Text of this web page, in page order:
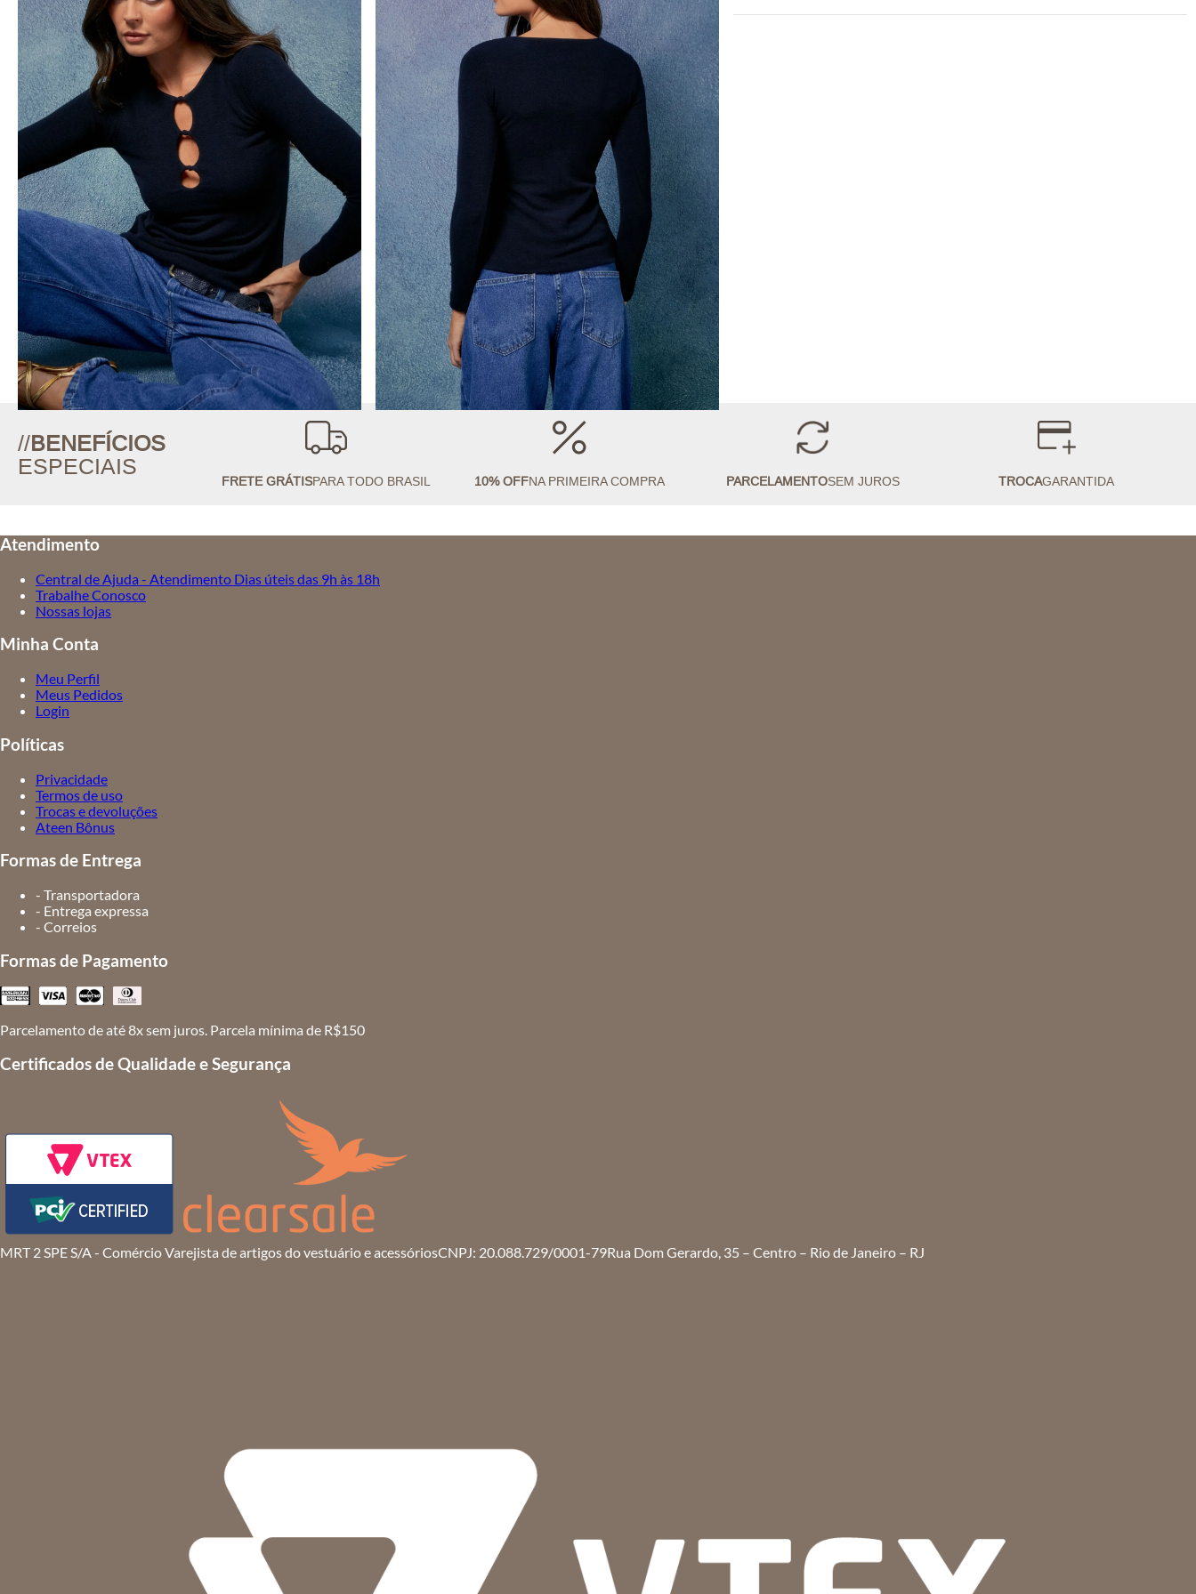
//BENEFÍCIOS
ESPECIAIS
FRETE GRÁTISPARA TODO BRASIL 10% OFFNA PRIMEIRA COMPRA PARCELAMENTOSEM JUROS TROCAGARANTIDA
Atendimento
Central de Ajuda - Atendimento Dias úteis das 9h às 18h
Trabalhe Conosco
Nossas lojas
Minha Conta
Meu Perfil
Meus Pedidos
Login
Políticas
Privacidade
Termos de uso
Trocas e devoluções
Ateen Bônus
Formas de Entrega
- Transportadora
- Entrega expressa
- Correios
Formas de Pagamento
Parcelamento de até 8x sem juros. Parcela mínima de R$150
Certificados de Qualidade e Segurança
MRT 2 SPE S/A - Comércio Varejista de artigos do vestuário e acessóriosCNPJ: 20.088.729/0001-79Rua Dom Gerardo, 35 – Centro – Rio de Janeiro – RJ